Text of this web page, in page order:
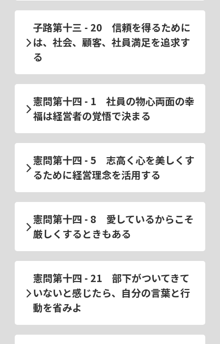
子路第十三 - 20 信頼を得るために
は、社会、顧客、社員満足を追求す
る
憲問第十四 - 1 社員の物心両面の幸
福は経営者の覚悟で決まる
憲問第十四 - 5 志高く心を美しくす
るために経営理念を活用する
憲問第十四 - 8 愛しているからこそ
厳しくするときもある
憲問第十四 - 21 部下がついてきて
いないと感じたら、自分の言葉と行
動を省みよ